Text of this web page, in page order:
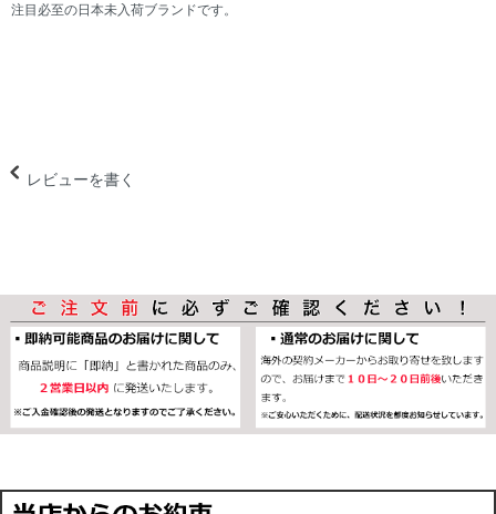
注目必至の日本未入荷ブランドです。
レビューを書く